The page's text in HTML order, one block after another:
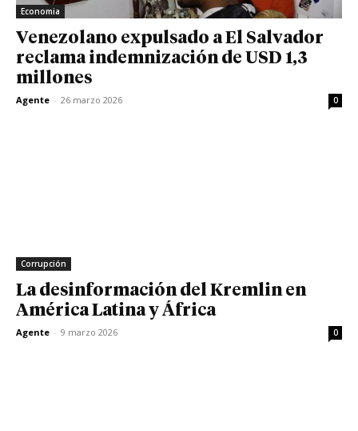
Economia
Venezolano expulsado a El Salvador
reclama indemnización de USD 1,3
millones
Agente - 26 marzo 2026 0
Corrupción
La desinformación del Kremlin en
América Latina y África
Agente - 9 marzo 2026 0